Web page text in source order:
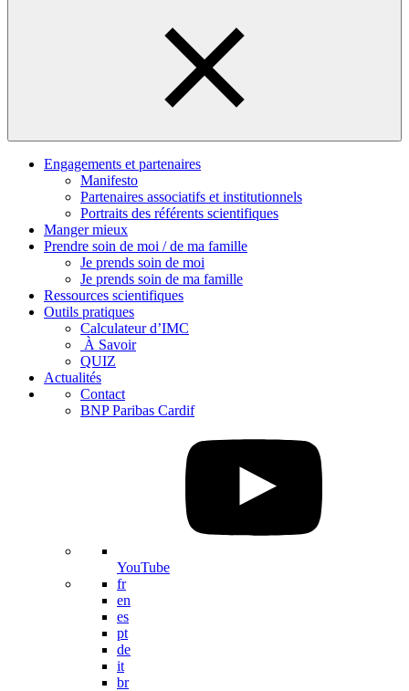
Engagements et partenaires
Manifesto
Partenaires associatifs et institutionnels
Portraits des référents scientifiques
Manger mieux
Prendre soin de moi / de ma famille
Je prends soin de moi
Je prends soin de ma famille
Ressources scientifiques
Outils pratiques
Calculateur d’IMC
À Savoir
QUIZ
Actualités
Contact
BNP Paribas Cardif
YouTube
fr
en
es
pt
de
it
br